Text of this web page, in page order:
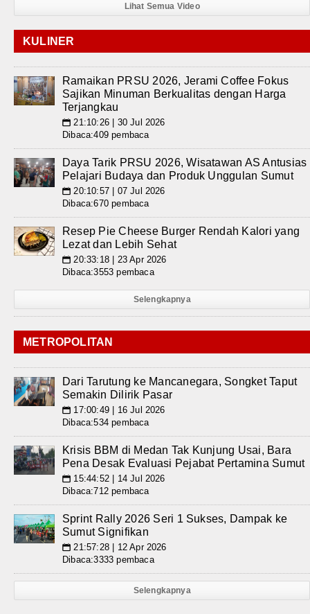
Lihat Semua Video
KULINER
Ramaikan PRSU 2026, Jerami Coffee Fokus
Sajikan Minuman Berkualitas dengan Harga
Terjangkau
📅 21:10:26 | 30 Jul 2026
Dibaca:409 pembaca
Daya Tarik PRSU 2026, Wisatawan AS Antusias
Pelajari Budaya dan Produk Unggulan Sumut
📅 20:10:57 | 07 Jul 2026
Dibaca:670 pembaca
Resep Pie Cheese Burger Rendah Kalori yang
Lezat dan Lebih Sehat
📅 20:33:18 | 23 Apr 2026
Dibaca:3553 pembaca
Selengkapnya
METROPOLITAN
Dari Tarutung ke Mancanegara, Songket Taput
Semakin Dilirik Pasar
📅 17:00:49 | 16 Jul 2026
Dibaca:534 pembaca
Krisis BBM di Medan Tak Kunjung Usai, Bara
Pena Desak Evaluasi Pejabat Pertamina Sumut
📅 15:44:52 | 14 Jul 2026
Dibaca:712 pembaca
Sprint Rally 2026 Seri 1 Sukses, Dampak ke
Sumut Signifikan
📅 21:57:28 | 12 Apr 2026
Dibaca:3333 pembaca
Selengkapnya